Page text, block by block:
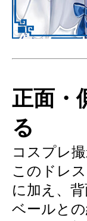
正面・
る
コスプレ
このドレ
に加え、
ベールと